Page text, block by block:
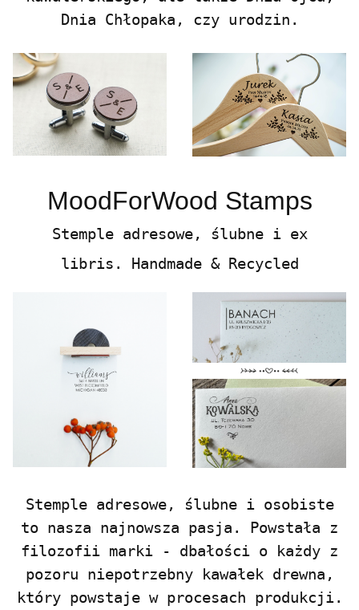
Dnia Chłopaka, czy urodzin.
MoodForWood Stamps
Stemple adresowe, ślubne i ex
libris. Handmade & Recycled
Stemple adresowe, ślubne i osobiste
to nasza najnowsza pasja. Powstała z
filozofii marki - dbałości o każdy z
pozoru niepotrzebny kawałek drewna,
który powstaje w procesach produkcji.